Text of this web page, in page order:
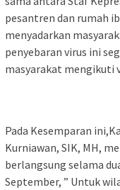
pesantren dan rumah
menyadarkan
penyebaran virus ini
masyarakat mengikuti
Pada Kesemparan
Kurniawan, SIK, MH,
berlangsung selama
September, ” Untuk